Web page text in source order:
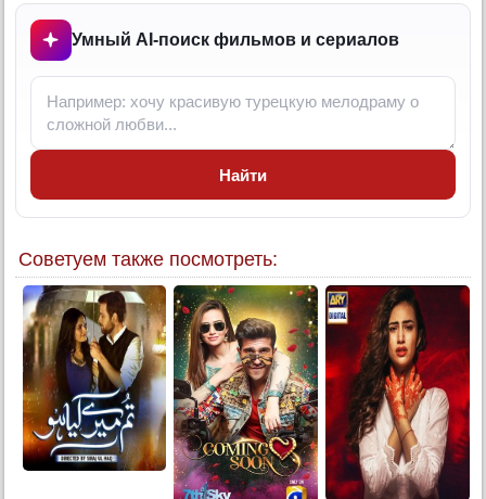
23 серия
24 серия
26 серия
27 серия
29 серия
Умный AI-поиск фильмов и сериалов
Найти
Советуем также посмотреть: